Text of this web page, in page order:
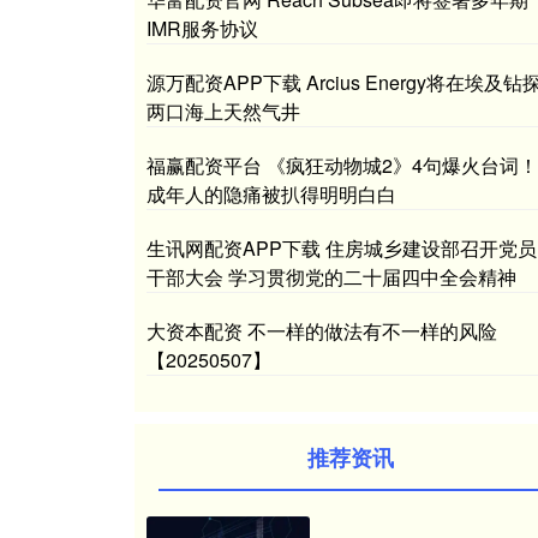
IMR服务协议
源万配资APP下载 Arcius Energy将在埃及钻
两口海上天然气井
福赢配资平台 《疯狂动物城2》4句爆火台词！
成年人的隐痛被扒得明明白白
生讯网配资APP下载 住房城乡建设部召开党员
干部大会 学习贯彻党的二十届四中全会精神
大资本配资 不一样的做法有不一样的风险
【20250507】
推荐资讯